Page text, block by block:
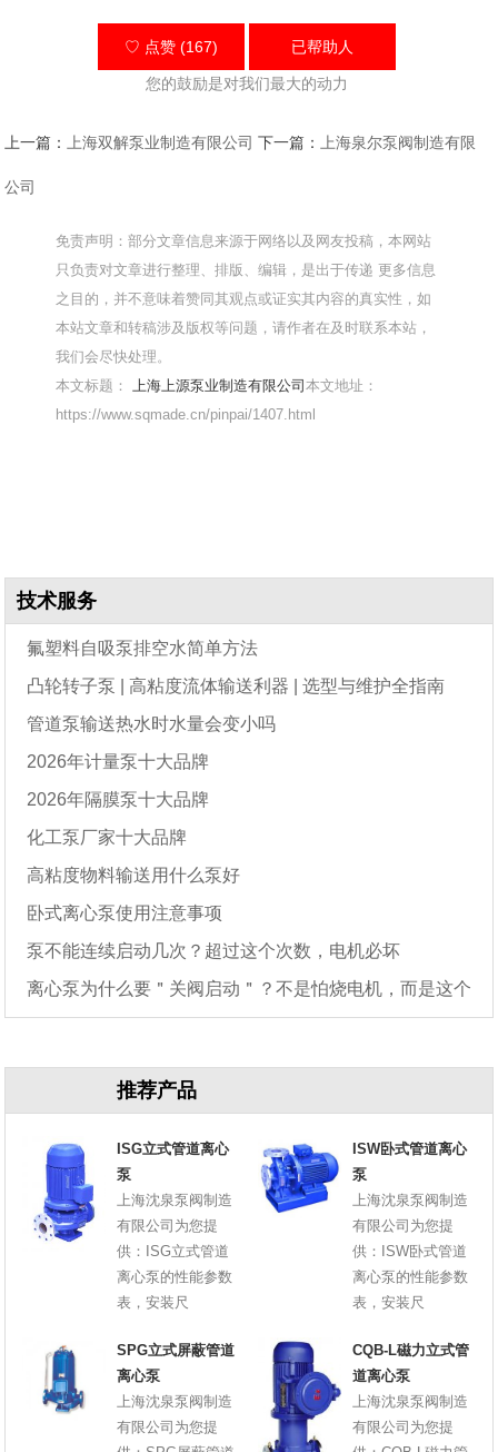
♡ 点赞 (167) 已帮助 人
您的鼓励是对我们最大的动力
上一篇： 上海双解泵业制造有限公司 下一篇： 上海泉尔泵阀制造有限
公司
免责声明：部分文章信息来源于网络以及网友投稿，本网站
只负责对文章进行整理、排版、编辑，是出于传递 更多信息
之目的，并不意味着赞同其观点或证实其内容的真实性，如
本站文章和转稿涉及版权等问题，请作者在及时联系本站，
我们会尽快处理。
本文标题：
上海上源泵业制造有限公司本文地址：
https://www.sqmade.cn/pinpai/1407.html
技术服务
氟塑料自吸泵排空水简单方法
凸轮转子泵 | 高粘度流体输送利器 | 选型与维护全指南
管道泵输送热水时水量会变小吗
2026年计量泵十大品牌
2026年隔膜泵十大品牌
化工泵厂家十大品牌
高粘度物料输送用什么泵好
卧式离心泵使用注意事项
泵不能连续启动几次？超过这个次数，电机必坏
离心泵为什么要＂关阀启动＂？不是怕烧电机，而是这个
推荐产品
ISG立式管道离心
泵
上海沈泉泵阀制造
有限公司为您提
供：ISG立式管道
离心泵的性能参数
表，安装尺
ISW卧式管道离心
泵
上海沈泉泵阀制造
有限公司为您提
供：ISW卧式管道
离心泵的性能参数
表，安装尺
SPG立式屏蔽管道
离心泵
上海沈泉泵阀制造
有限公司为您提
CQB-L磁力立式管
道离心泵
上海沈泉泵阀制造
有限公司为您提